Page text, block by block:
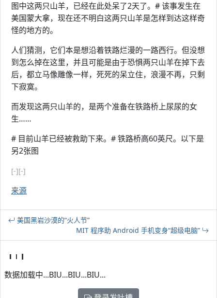
图中这两只山羊，已经在此处呆了2天了。# 该事发生在
美国蒙大拿，现在还不明白这两只山羊是怎样到达这样奇
怪的地方的。
人们猜测，它们本是想沿着铁路烂漫的一路西行。但没想
到怎么掉在这里，并且可能是由于恐惧两只山羊在掉下去
后，都立马像雕像一样，死死的呆立住，浪漫不再，只剩
下寂寞。
而发现这两只山羊的，是两个准备在铁路桥上尿尿的女
生……
# 目前山羊已经被救助下来。# 铁路桥高60英尺。以下是
另2张图
[-][-]
来源
美国黑岩沙漠的“火人节”
MIT 程序助 Android 手机变身“超级电脑”
数据加载中...BIU...BIU...BIU...